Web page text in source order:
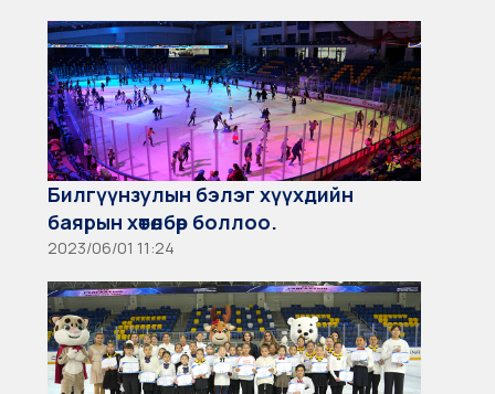
Билгүүнзулын бэлэг хүүхдийн
баярын хөтөлбөр боллоо.
2023/06/01 11:24